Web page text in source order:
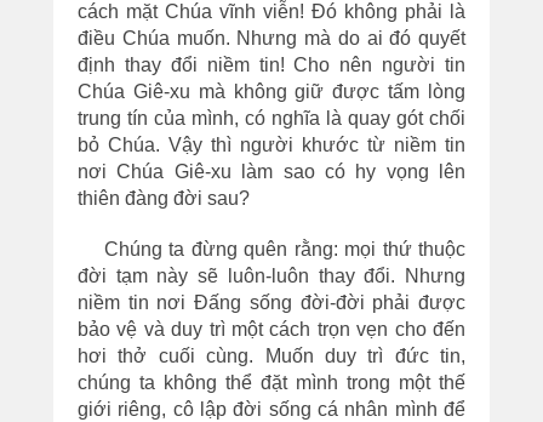
cách mặt Chúa vĩnh viễn! Đó không phải là
điều Chúa muốn. Nhưng mà do ai đó quyết
định thay đổi niềm tin! Cho nên người tin
Chúa Giê-xu mà không giữ được tấm lòng
trung tín của mình, có nghĩa là quay gót chối
bỏ Chúa. Vậy thì người khước từ niềm tin
nơi Chúa Giê-xu làm sao có hy vọng lên
thiên đàng đời sau?
Chúng ta đừng quên rằng: mọi thứ thuộc
đời tạm này sẽ luôn-luôn thay đổi. Nhưng
niềm tin nơi Đấng sống đời-đời phải được
bảo vệ và duy trì một cách trọn vẹn cho đến
hơi thở cuối cùng. Muốn duy trì đức tin,
chúng ta không thể đặt mình trong một thế
giới riêng, cô lập đời sống cá nhân mình để